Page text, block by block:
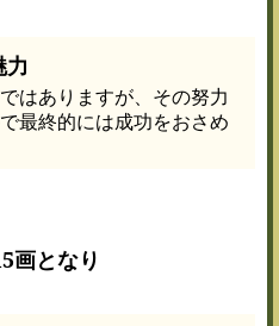
力
はありますが、その努力
最終的には成功をおさめ
画となり